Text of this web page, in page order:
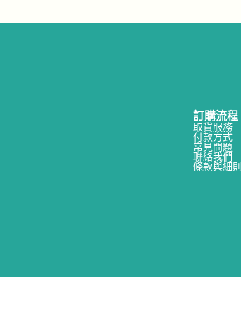
訂購流程
取貨服務
付款方式
常見問題
聯絡我們
條款與細則